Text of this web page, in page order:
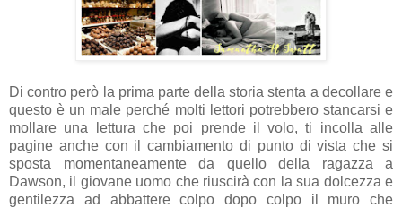
Di contro però la prima parte della storia stenta a decollare e
questo è un male perché molti lettori potrebbero stancarsi e
mollare una lettura che poi prende il volo, ti incolla alle
pagine anche con il cambiamento di punto di vista che si
sposta momentaneamente da quello della ragazza a
Dawson, il giovane uomo che riuscirà con la sua dolcezza e
gentilezza ad abbattere colpo dopo colpo il muro che